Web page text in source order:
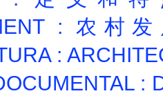
: 农村
:
: